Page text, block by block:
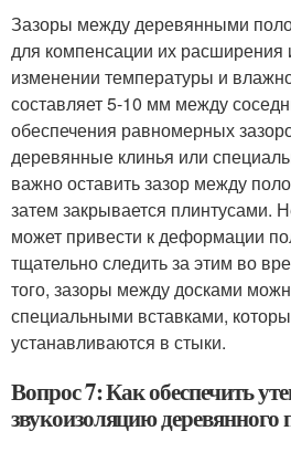
Зазоры между деревянными
для компенсации их расширения
изменении температуры и
составляет 5-10 мм между
обеспечения равномерных
деревянные клинья или
важно оставить зазор между
затем закрывается плинтусами.
может привести к деформации
тщательно следить за этим во
того, зазоры между досками
специальными вставками,
устанавливаются в стыки.
Вопрос 7: Как обеспечить
звукоизоляцию деревянного